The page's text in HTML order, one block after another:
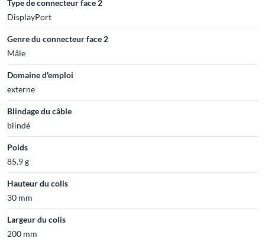
Type de connecteur face 2
DisplayPort
Genre du connecteur face 2
Mâle
Domaine d'emploi
externe
Blindage du câble
blindé
Poids
85.9 g
Hauteur du colis
30 mm
Largeur du colis
200 mm